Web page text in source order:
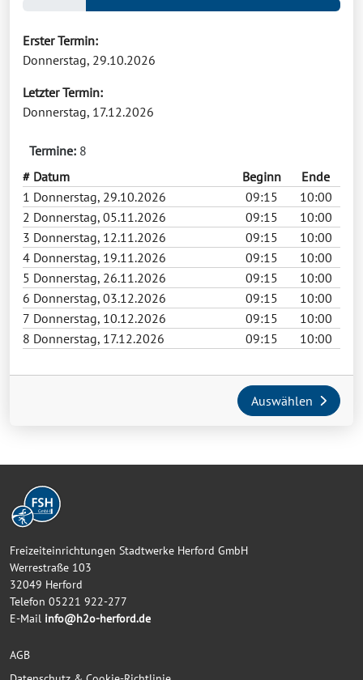
Erster Termin:
Donnerstag, 29.10.2026
Letzter Termin:
Donnerstag, 17.12.2026
Termine: 8
# Datum Beginn
Ende
1 Donnerstag, 29.10.2026 09:15
10:00
2 Donnerstag, 05.11.2026 09:15
10:00
3 Donnerstag, 12.11.2026 09:15
10:00
4 Donnerstag, 19.11.2026 09:15
10:00
5 Donnerstag, 26.11.2026 09:15
10:00
6 Donnerstag, 03.12.2026 09:15
10:00
7 Donnerstag, 10.12.2026 09:15
10:00
8 Donnerstag, 17.12.2026 09:15 10:00
Auswählen
Freizeiteinrichtungen Stadtwerke Herford GmbH
Werrestraße 103
32049 Herford
Telefon 05221 922-277
E-Mail info@h2o-herford.de
AGB